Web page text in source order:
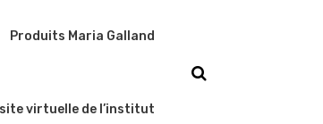
Produits Maria Galland
virtuelle de l’institut